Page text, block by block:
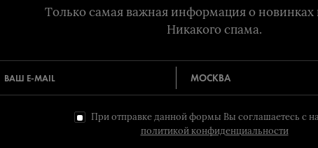
Только самая важная информация о новинках
Никакого спама.
При отправке данной формы Вы соглашаетесь с
политикой конфиденциальности